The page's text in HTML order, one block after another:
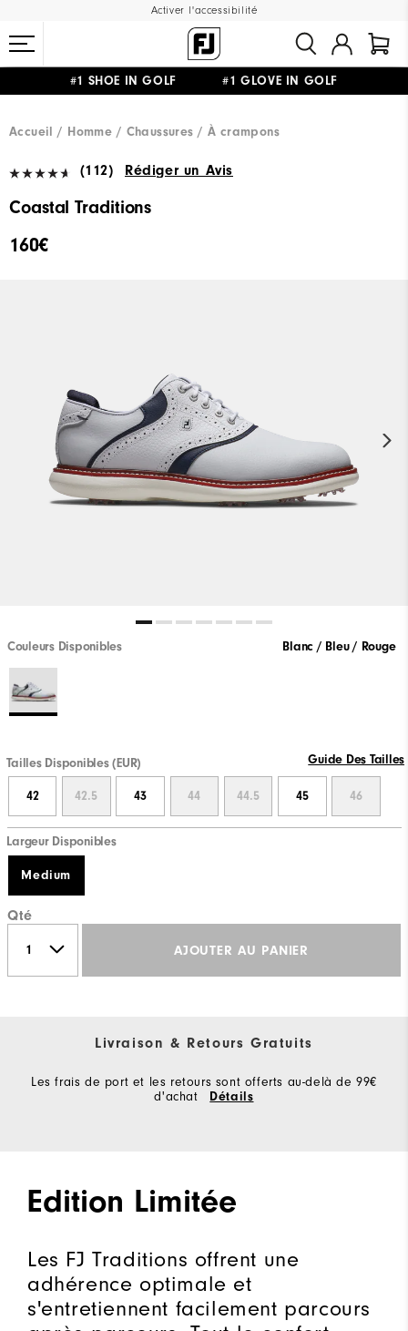
Activer l'accessibilité
#1 SHOE IN GOLF #1 GLOVE IN GOLF
Accueil
Homme Chaussures À crampons
(112) Rédiger un Avis
Coastal Traditions
160€
Couleurs Disponibles Blanc / Bleu / Rouge
Tailles Disponibles (EUR) Guide Des Tailles
42 42.5 43 44 44.5 45 46
Largeur Disponibles
Medium
Qté
AJOUTER AU PANIER
Livraison & Retours Gratuits
Les frais de port et les retours sont offerts au-delà de 99€
d'achat
Détails
Edition Limitée
Les FJ Traditions offrent une
adhérence optimale et
s'entretiennent facilement parcours